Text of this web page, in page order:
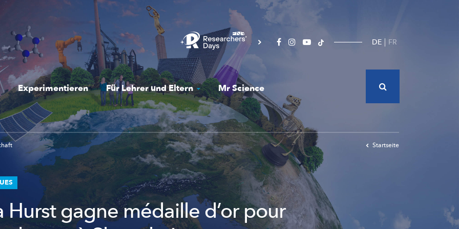
DE FR
Experimentieren Für Lehrer und Eltern Mr Science
Startseite
Hurst gagne médaille d’or pour